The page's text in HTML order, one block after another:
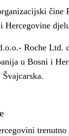
čine
Hercegovine
Roche Ltd.
u Bosni i